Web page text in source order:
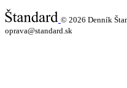
© 2026 Denník
oprava@standard.sk